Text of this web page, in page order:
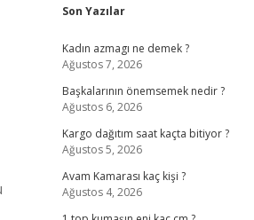
Sidebar
Son Yazılar
Kadın azmagı ne demek ?
Ağustos 7, 2026
Başkalarının önemsemek nedir ?
Ağustos 6, 2026
Kargo dağıtım saat kaçta bitiyor ?
Ağustos 5, 2026
Avam Kamarası kaç kişi ?
Ağustos 4, 2026